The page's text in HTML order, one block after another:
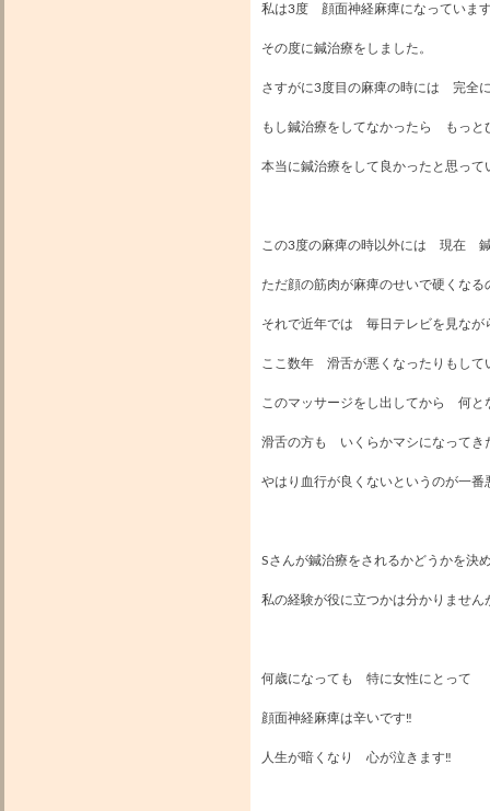
私は3度 顔面神経麻痺になっていま
その度に鍼治療をしました。
さすがに3度目の麻痺の時には 完全
もし鍼治療をしてなかったら もっと
本当に鍼治療をして良かったと思って
この3度の麻痺の時以外には 現在
ただ顔の筋肉が麻痺のせいで硬くなる
それで近年では 毎日テレビを見な
ここ数年 滑舌が悪くなったりもして
このマッサージをし出してから 何と
滑舌の方も いくらかマシになってき
やはり血行が良くないというのが一番
Sさんが鍼治療をされるかどうかを決
私の経験が役に立つかは分かりませ
何歳になっても 特に女性にとって
顔面神経麻痺は辛いです‼︎
人生が暗くなり 心が泣きます‼︎